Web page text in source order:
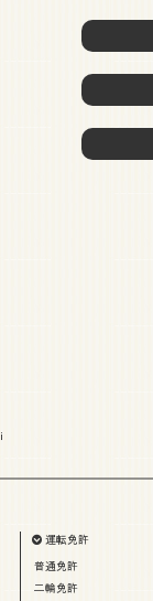
i
運転免許
普通免許
二輪免許